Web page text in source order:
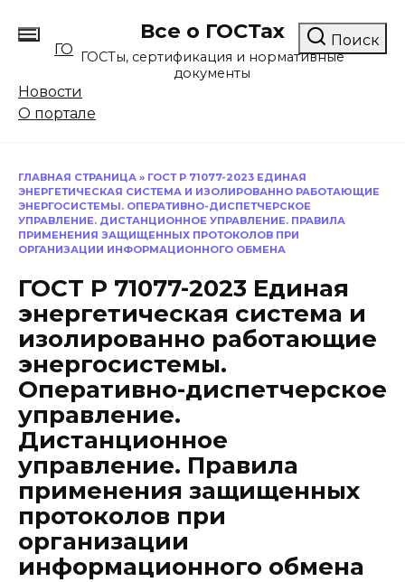
содержанию
ГО
Все о ГОСТах
ГОСТы, сертификация и нормативные
документы
Новости
О портале
Поиск
ГЛАВНАЯ СТРАНИЦА » ГОСТ Р 71077-2023 ЕДИНАЯ
ЭНЕРГЕТИЧЕСКАЯ СИСТЕМА И ИЗОЛИРОВАННО РАБОТАЮЩИЕ
ЭНЕРГОСИСТЕМЫ. ОПЕРАТИВНО-ДИСПЕТЧЕРСКОЕ
УПРАВЛЕНИЕ. ДИСТАНЦИОННОЕ УПРАВЛЕНИЕ. ПРАВИЛА
ПРИМЕНЕНИЯ ЗАЩИЩЕННЫХ ПРОТОКОЛОВ ПРИ
ОРГАНИЗАЦИИ ИНФОРМАЦИОННОГО ОБМЕНА
ГОСТ Р 71077-2023 Единая
энергетическая система и
изолированно работающие
энергосистемы.
Оперативно-диспетчерское
управление.
Дистанционное
управление. Правила
применения защищенных
протоколов при
организации
информационного обмена